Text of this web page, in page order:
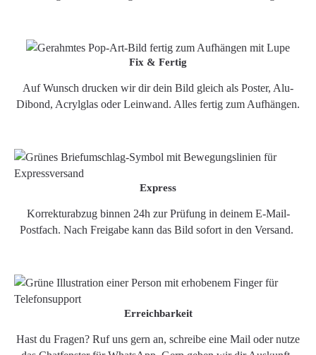
Fix & Fertig
Auf Wunsch drucken wir dir dein Bild gleich als Poster, Alu-
Dibond, Acrylglas oder Leinwand. Alles fertig zum Aufhängen.
Express
Korrekturabzug binnen 24h zur Prüfung in deinem E-Mail-
Postfach. Nach Freigabe kann das Bild sofort in den Versand.
Erreichbarkeit
Hast du Fragen? Ruf uns gern an, schreibe eine Mail oder nutze